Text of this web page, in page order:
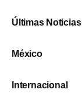
Últimas Noticias
México
Internacional